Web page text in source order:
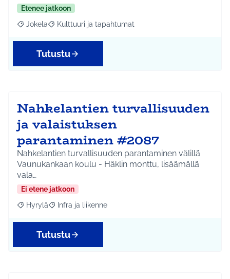
Etenee jatkoon
Rajaa tulokset aihepiirin mukaan: Jokela
Jokela Rajaa tulokset teeman mukaan: Kulttuuri ja
Kulttuuri ja tapahtumat
Tutustu
Nahkelantien turvallisuuden
ja valaistuksen
parantaminen #2087
Nahkelantien turvallisuuden parantaminen välillä
Vaunukankaan koulu - Häklin monttu, lisäämällä
vala…
Ei etene jatkoon
Rajaa tulokset aihepiirin mukaan: Hyrylä
Hyrylä Rajaa tulokset teeman mukaan: Infra ja liikenne
Infra ja liikenne
Tutustu